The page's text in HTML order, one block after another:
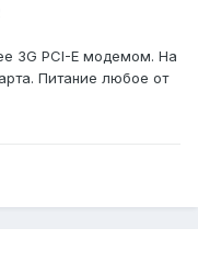
3G PCI-E модемом. На
Питание любое от